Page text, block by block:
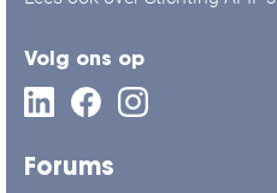
Volg ons op
Forums